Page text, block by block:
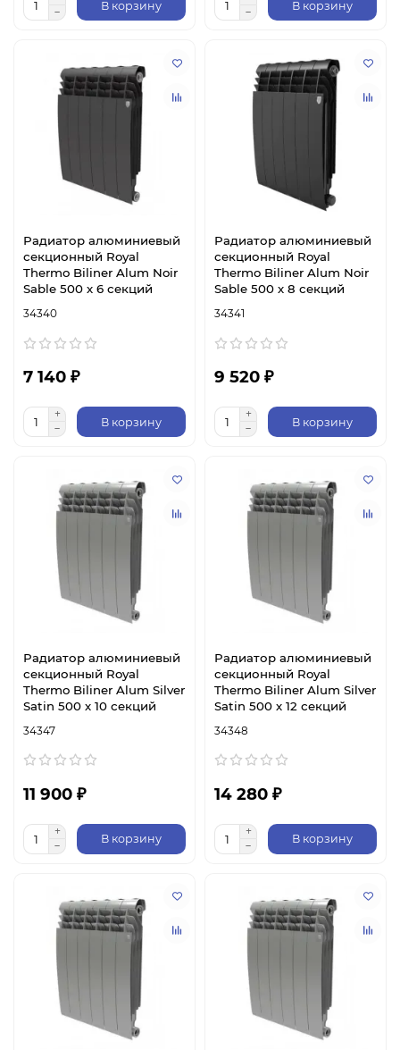
В корзину В корзину
Радиатор алюминиевый
секционный Royal
Thermo Biliner Alum Noir
Sable 500 х 6 секций
34340
7 140 ₽
В корзину
Радиатор алюминиевый
секционный Royal
Thermo Biliner Alum Noir
Sable 500 х 8 секций
34341
9 520 ₽
В корзину
Радиатор алюминиевый
секционный Royal
Thermo Biliner Alum Silver
Satin 500 х 10 секций
34347
11 900 ₽
В корзину
Радиатор алюминиевый
секционный Royal
Thermo Biliner Alum Silver
Satin 500 х 12 секций
34348
14 280 ₽
В корзину